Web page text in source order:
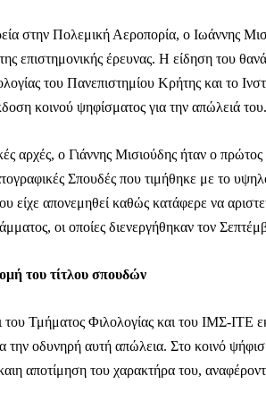
ΕΓΓΡΑΦΕΙΤΕ
στην Πολεμική Αεροπορία, ο Ιωάννης
επιστημονικής έρευνας. Η είδηση του
του Πανεπιστημίου Κρήτης και το
κοινού ψηφίσματος για την απώλειά του.
αρχές, ο Γιάννης Μισιούδης ήταν ο πρώτος
Σπουδές που τιμήθηκε με το
είχε απονεμηθεί καθώς κατάφερε να
οι οποίες διενεργήθηκαν τον
του τίτλου σπουδών
του Τμήματος Φιλολογίας και του ΙΜΣ-ΙΤΕ
την οδυνηρή αυτή απώλεια. Στο κοινό
αποτίμηση του χαρακτήρα του,